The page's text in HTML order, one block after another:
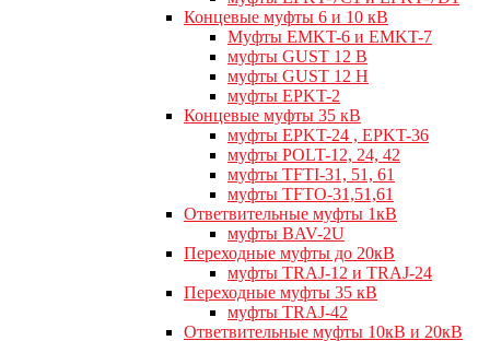
Концевые муфты 6 и 10 кВ
Муфты EMKT-6 и EMKT-7
муфты GUST 12 В
муфты GUST 12 Н
муфты EPKT-2
Концевые муфты 35 кВ
муфты EPKT-24 , EPKT-36
муфты POLT-12, 24, 42
муфты TFTI-31, 51, 61
муфты TFTO-31,51,61
Ответвительные муфты 1кВ
муфты BAV-2U
Переходные муфты до 20кВ
муфты TRAJ-12 и TRAJ-24
Переходные муфты 35 кВ
муфты TRAJ-42
Ответвительные муфты 10кВ и 20кВ